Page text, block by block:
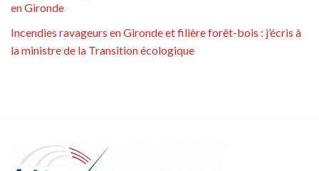
en Gironde
Incendies ravageurs en Gironde et filière forêt-bois : j’écris à
la ministre de la Transition écologique